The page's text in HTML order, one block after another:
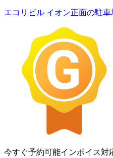
エコリビル イオン正面の駐
今すぐ予約可能インボイス対